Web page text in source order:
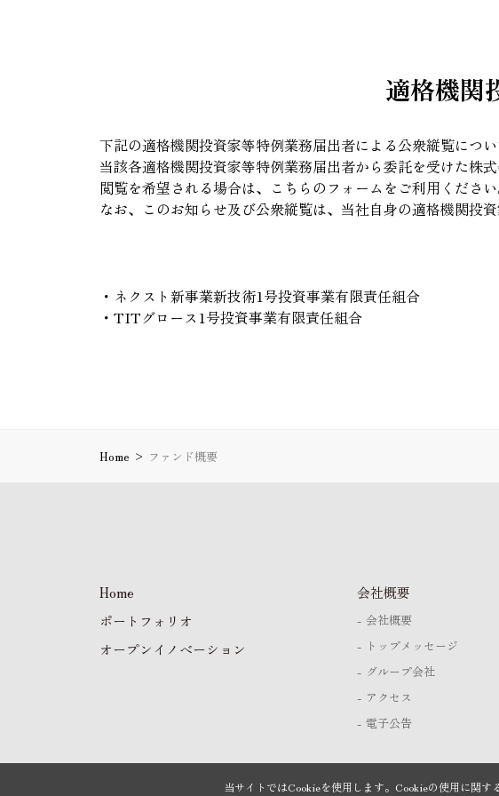
当サイトではCookieを使用します。Cookieの使用に関す
適格機関
下記の適格機関投資家等特例業務届出者による公衆縦覧につい
当該各適格機関投資家等特例業務届出者から委託を受けた株
閲覧を希望される場合は、 こちらのフォームをご利用ください
なお、このお知らせ及び公衆縦覧は、当社自身の適格機関投
・ネクスト新事業新技術1号投資事業有限責任組合
・TITグロース1号投資事業有限責任組合
Home > ファンド概要
Home
ポートフォリオ
オープンイノベーション
会社概要
会社概要
トップメッセージ
グループ会社
アクセス
電子公告